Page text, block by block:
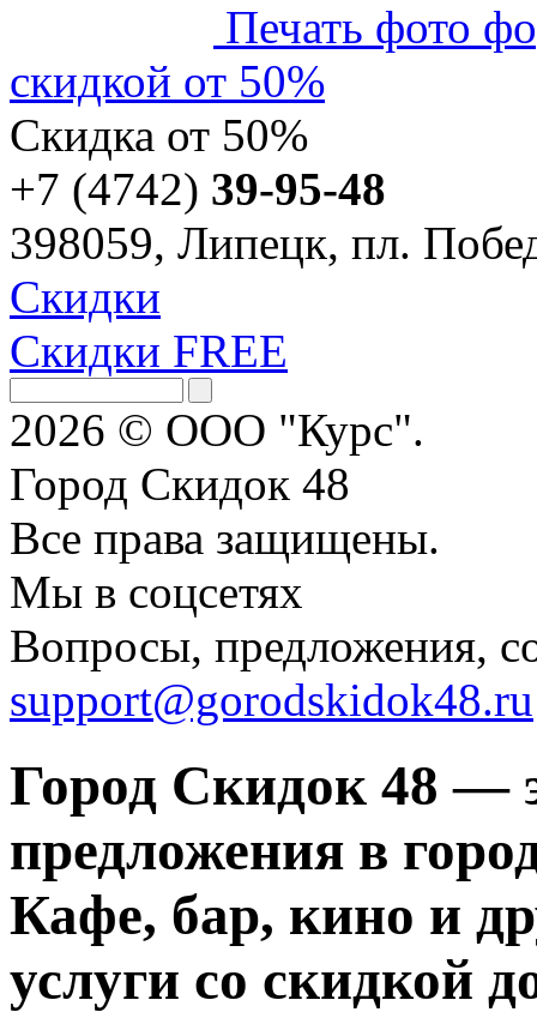
Печать фото
скидкой от 50%
Скидка от 50%
+7 (4742) 39-95-48
398059, Липецк, пл.
Скидки
Скидки FREE
2026 © ООО "Курс".
Город Скидок 48
Все права защищены.
Мы в соцсетях
Вопросы, предложения,
support@gorodskidok48.ru
Город Скидок 48 —
предложения в
Кафе, бар, кино и
услуги со скидкой